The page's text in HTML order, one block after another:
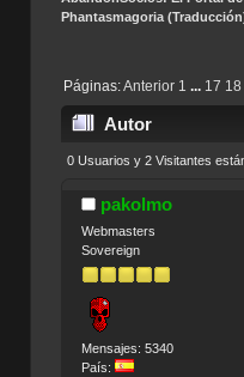
Phantasmagoria
Páginas:Anterior 1 ... 17 18
Autor
0 Usuarios y 2 Visitantes
pakolmo
Webmasters
Sovereign
Mensajes: 5340
País: